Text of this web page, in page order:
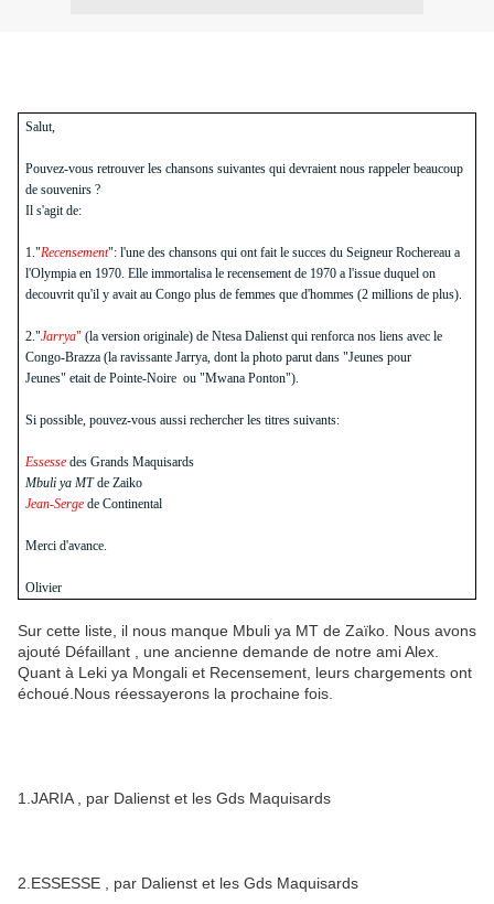
Salut,
Pouvez-vous retrouver les chansons suivantes qui devraient nous rappeler beaucoup
de souvenirs ?
Il s'agit de:
1."Recensement": l'une des chansons qui ont fait le succes du Seigneur Rochereau a
l'Olympia en 1970. Elle immortalisa le recensement de 1970 a l'issue duquel on
decouvrit qu'il y avait au Congo plus de femmes que d'hommes (2 millions de plus).
2."Jarrya"(la version originale) de Ntesa Dalienst qui renforca nos liens avec le
Congo-Brazza (la ravissante Jarrya, dont la photo parut dans "Jeunes pour
Jeunes" etait de Pointe-Noire ou "Mwana Ponton").
Si possible, pouvez-vous aussi rechercher les titres suivants:
Essessedes Grands Maquisards
Mbuli ya MTde Zaiko
Jean-Sergede Continental
Merci d'avance.
Olivier
Sur cette liste, il nous manque Mbuli ya MT de Zaïko. Nous avons
ajouté Défaillant , une ancienne demande de notre ami Alex.
Quant à Leki ya Mongali et Recensement, leurs chargements ont
échoué.Nous réessayerons la prochaine fois.
1.JARIA , par Dalienst et les Gds Maquisards
2.ESSESSE , par Dalienst et les Gds Maquisards